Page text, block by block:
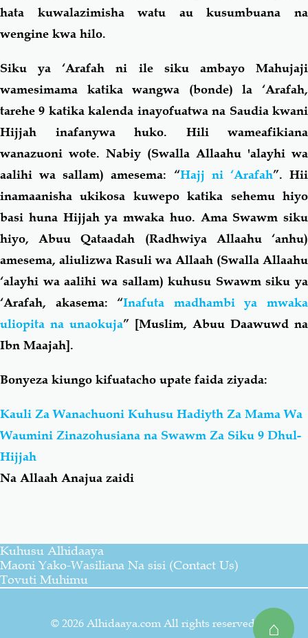
⌂
hata kuwalazimisha watu au kusumbuana na
wengine kwa hilo.
Siku ya ‘Arafah ni ile siku ambayo Mahujaji
wamesimama katika wangwa (bonde) la ‘Arafah,
tarehe 9 katika kalenda inayofuatwa na Saudia kwani
Hijjah inafanywa huko. Hili wameafikiana
wanazuoni wote. Nabiy (Swalla Allaahu 'alayhi wa
aalihi wa sallam) amesema: “Hajj ni ‘Arafah”. Hii
inamaanisha ukikosa kuwepo katika sehemu hiyo
basi huna Hijjah ya mwaka huo. Ama Swawm siku
hiyo, Abuu Qataadah (Radhwiya Allaahu ‘anhu)
amesema, aliulizwa Rasuli wa Allaah (Swalla Allaahu
‘alayhi wa aalihi wa sallam) kuhusu Swawm siku ya
‘Arafah, akasema: “Inafuta madhambi ya mwaka
uliopita na unaokuja” [Muslim, Abuu Daawuwd na
Ibn Maajah].
Bonyeza kiungo kifuatacho upate faida ziyada:
Kauli Za Wanachuoni Kuhusu Hadiyth Za Mama Wa
Waumini Zinazohusiana na Swawm Za Siku 9 Dhul-
Hijjah
Na Allaah Anajua zaidi
Kuhusu Alhidaaya
Maoni Yako-Wasiliana Na sisi (Contact Us)
Tovuti Muhimu
© 2026 Alhidaaya.com All rights reserved.